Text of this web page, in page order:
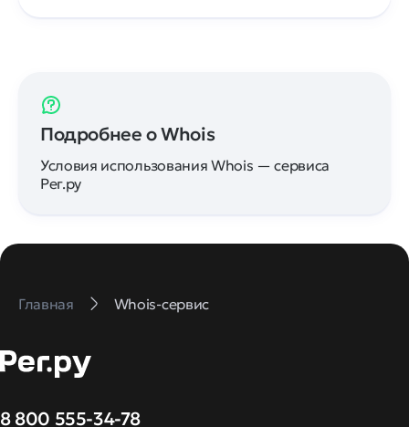
Подробнее о Whois
Условия использования Whois — сервиса
Рег.ру
Главная Whois-сервис
8 800 555-34-78